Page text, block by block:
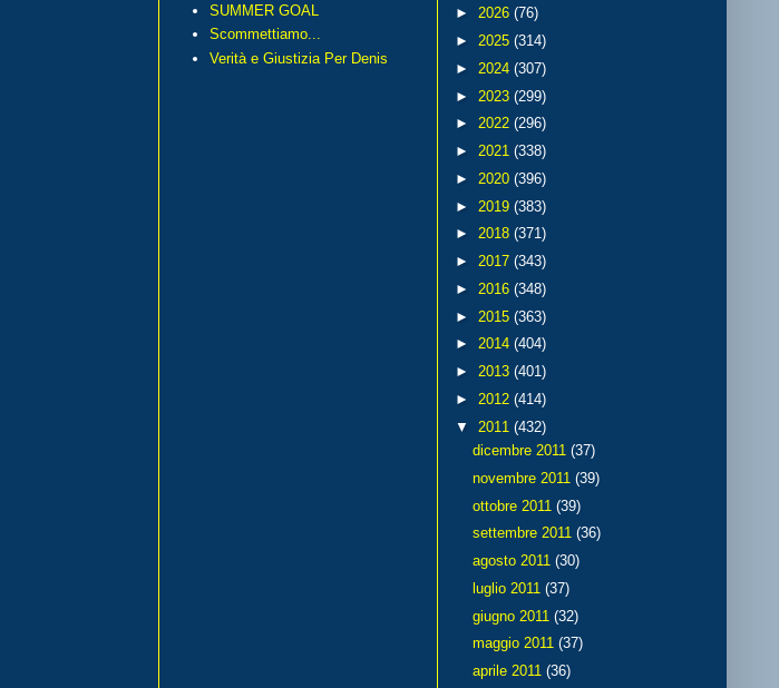
SUMMER GOAL
Scommettiamo...
Verità e Giustizia Per Denis
► 2026 (76)
► 2025 (314)
► 2024 (307)
► 2023 (299)
► 2022 (296)
► 2021 (338)
► 2020 (396)
► 2019 (383)
► 2018 (371)
► 2017 (343)
► 2016 (348)
► 2015 (363)
► 2014 (404)
► 2013 (401)
► 2012 (414)
▼ 2011 (432)
dicembre 2011 (37)
novembre 2011 (39)
ottobre 2011 (39)
settembre 2011 (36)
agosto 2011 (30)
luglio 2011 (37)
giugno 2011 (32)
maggio 2011 (37)
aprile 2011 (36)